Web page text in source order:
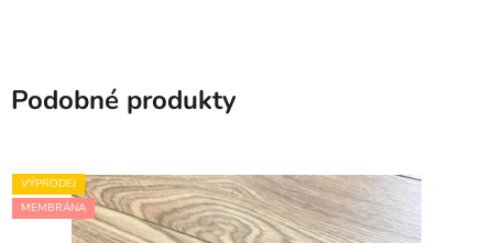
Podobné produkty
VÝPRODEJ
MEMBRÁNA